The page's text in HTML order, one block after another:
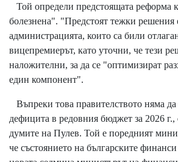
Той определи предстоящата реформа
болезнена". "Предстоят тежки решения
администрацията, които са били
вицепремиерът, като уточни, че тези
наложителни, за да се "оптимизират
един компонент".
Въпреки това правителството няма да
дефицита в редовния бюджет за 2026 г.,
думите на Пулев. Той е поредният
че състоянието на българските